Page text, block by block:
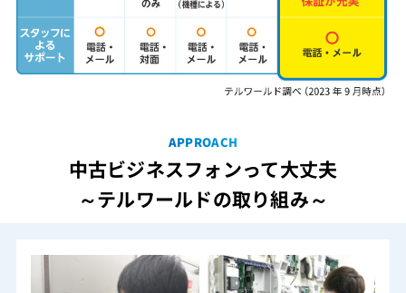
APPROACH
中古ビジネスフォンって大丈夫
～テルワールドの取り組み～